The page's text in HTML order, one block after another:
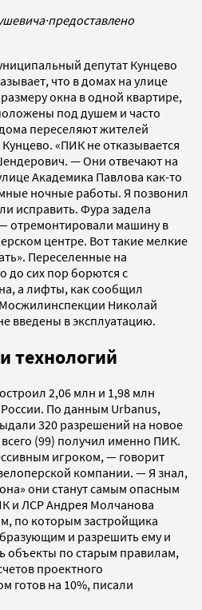
·предоставлено
депутат Кунцево
что в домах на улице
окна в одной квартире,
под душем и часто
переселяют жителей
«ПИК не отказывается
— Они отвечают на
Академика Павлова как-то
ночные работы. Я позвонил
исправить. Фура задела
отремонтировали машину в
центре. Вот такие мелкие
Переселенные на
до сих пор борются с
а лифты, как сообщил
Николай
введены в эксплуатацию.
технологий
2,06 млн и 1,98 млн
По данным Urbanus,
320 разрешений на новое
(99) получил именно ПИК.
игроком, — говорит
компании. — Я знал,
они станут самым опасным
и ЛСР Андрея Молчанова
по которым застройщика
и разрешить ему и
объекты по старым правилам,
проектного
готов на 10%, писали